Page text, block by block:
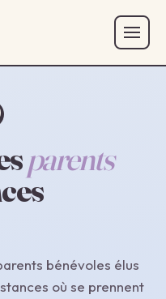
parents
bénévoles élus
où se prennent